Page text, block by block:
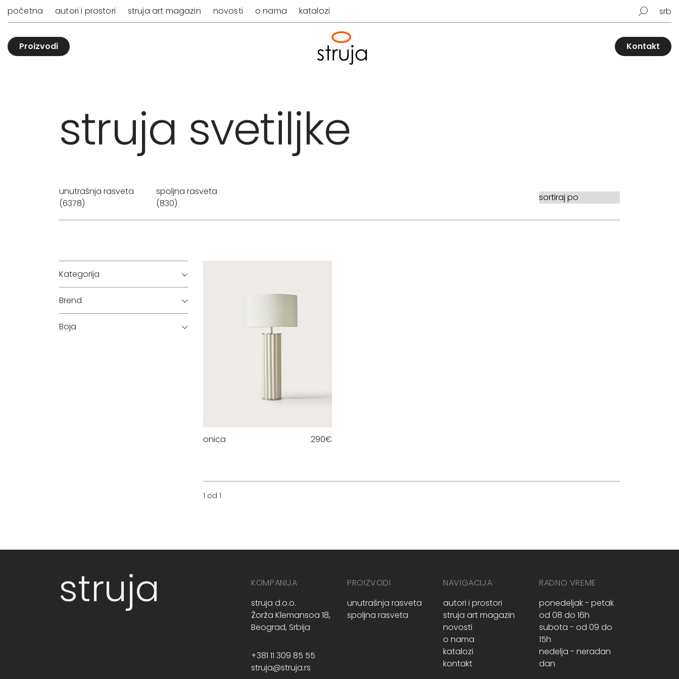
početna autori i prostori struja art magazin novosti o nama katalozi srb
Proizvodi Kontakt
struja svetiljke
unutrašnja rasveta
(6378)
spoljna rasveta
(830)
Kategorija
Brend
Boja
onica 290€
1 od 1
struja
KOMPANIJA
struja d.o.o.
Žorža Klemansoa 18,
Beograd, Srbija
+381 11 309 85 55
struja@struja.rs
PROIZVODI
unutrašnja rasveta
spoljna rasveta
NAVIGACIJA
autori i prostori
struja art magazin
novosti
o nama
katalozi
kontakt
RADNO VREME
ponedeljak - petak
od 08 do 16h
subota - od 09 do
15h
nedelja - neradan
dan